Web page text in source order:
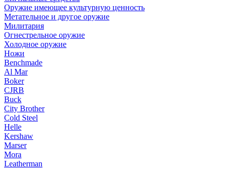
Оружие имеющее культурную ценность
Метательное и другое оружие
Милитария
Огнестрельное оружие
Холодное оружие
Ножи
Benchmade
Al Mar
Boker
CJRB
Buck
City Brother
Cold Steel
Helle
Kershaw
Marser
Mora
Leatherman